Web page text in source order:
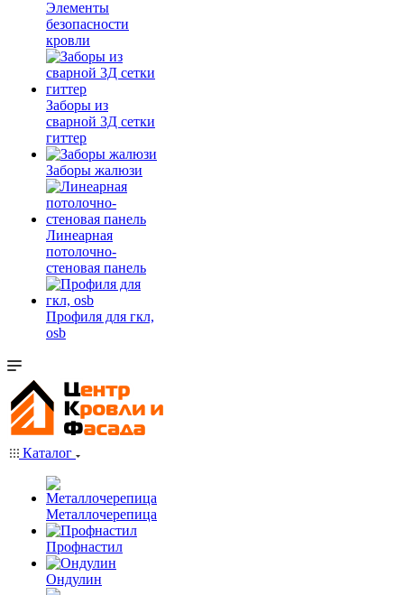
Элементы
безопасности
кровли
Заборы из
сварной 3Д сетки
гиттер
Заборы жалюзи
Линеарная
потолочно-
стеновая панель
Профиля для гкл,
osb
Каталог
Металлочерепица
Профнастил
Ондулин